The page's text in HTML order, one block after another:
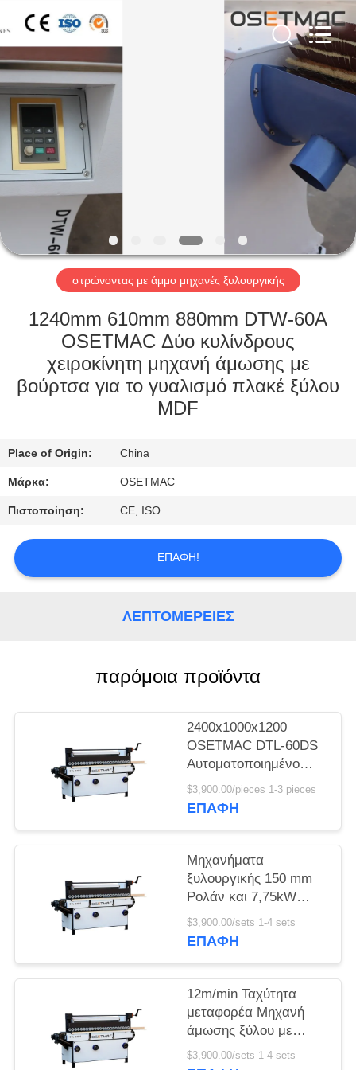
ΣΠΊΤΙ
ΠΡΟΪΌΝΤΑ
VR
ΠΑΡΟΥΣΙΆΣΤΕ
ΠΕΡΊΠΟΥ
ΕΜΕΊΣ
ΓΎΡΟΣ
ΕΡΓΟΣΤΑΣΊΩΝ
ΜΑΣ
ΕΛΆΤΕ
ΣΕ
ΕΠΑΦΉ
SITEMAP
PRIVACY
POLICY
TRADING
CO.,
All
Rights
Reserved.
στρώνοντας με άμμο μηχανές ξυλουργικής
1240mm 610mm 880mm DTW-60A
OSETMAC Δύο κυλίνδρους
χειροκίνητη μηχανή άμωσης με
βούρτσα για το γυαλισμό πλακέ ξύλου
MDF
Place of Origin: China
Μάρκα: OSETMAC
Πιστοποίηση: CE, ISO
ΕΠΑΦΉ!
ΛΕΠΤΟΜΈΡΕΙΕΣ
παρόμοια προϊόντα
2400x1000x1200
OSETMAC DTL-60DS
Αυτοματοποιημένο
Πίνακα Πόρτας
Πρωτοκόλλητο Σάντερ
$3,900.00/pieces 1-3 pieces
ΕΠΑΦΉ
Μηχανήματα
ξυλουργικής 150 mm
Ρολάν και 7,75kW
Power Wood Sanding
Machine
$3,900.00/sets 1-4 sets
ΕΠΑΦΉ
12m/min Ταχύτητα
μεταφορέα Μηχανή
άμωσης ξύλου με
εύκολη λειτουργία
βασικά εξαρτήματα
$3,900.00/sets 1-4 sets